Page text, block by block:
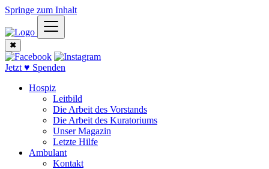
Springe zum Inhalt
✖
Jetzt ♥ Spenden
Hospiz
Leitbild
Die Arbeit des Vorstands
Die Arbeit des Kuratoriums
Unser Magazin
Letzte Hilfe
Ambulant
Kontakt